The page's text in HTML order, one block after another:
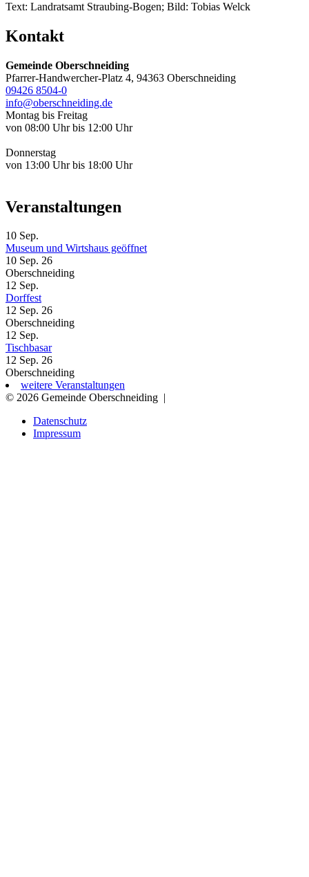
Text: Landratsamt Straubing-Bogen; Bild: Tobias Welck
Kontakt
Gemeinde Oberschneiding
Pfarrer-Handwercher-Platz 4, 94363 Oberschneiding
09426 8504-0
info@oberschneiding.de
Montag bis Freitag
von 08:00 Uhr bis 12:00 Uhr
Donnerstag
von 13:00 Uhr bis 18:00 Uhr
Veranstaltungen
10 Sep.
Museum und Wirtshaus geöffnet
10 Sep. 26
Oberschneiding
12 Sep.
Dorffest
12 Sep. 26
Oberschneiding
12 Sep.
Tischbasar
12 Sep. 26
Oberschneiding
weitere Veranstaltungen
© 2026 Gemeinde Oberschneiding |
Datenschutz
Impressum